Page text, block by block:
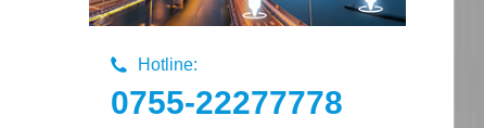
Hotline:
0755-22277778